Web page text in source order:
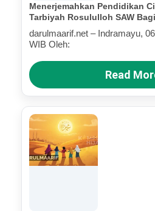
Menerjemahkan Pendidikan
Tarbiyah Rosululloh SAW
Terluka (Bagian IV)
darulmaarif.net – Indramayu,
WIB Oleh:
Read